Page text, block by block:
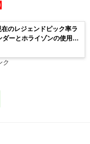
在のレジェンドピック率ラ
ーとホライゾンの使用率
新版】
ク